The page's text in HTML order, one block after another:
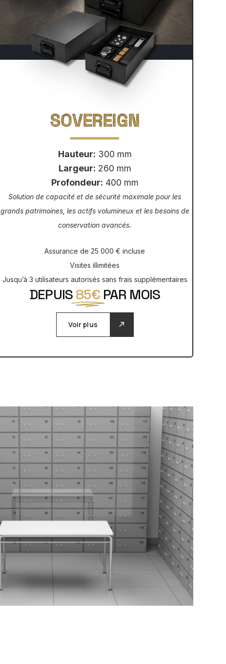
SOVEREIGN
Hauteur: 300 mm
Largeur: 260 mm
Profondeur: 400 mm
Solution de capacité et de sécurité maximale pour les
grands patrimoines, les actifs volumineux et les besoins de
conservation avancés.
Assurance de 25 000 € incluse
Visites illimitées
Jusqu’à 3 utilisateurs autorisés sans frais supplémentaires
DEPUIS85€ PAR MOIS
Voir plus